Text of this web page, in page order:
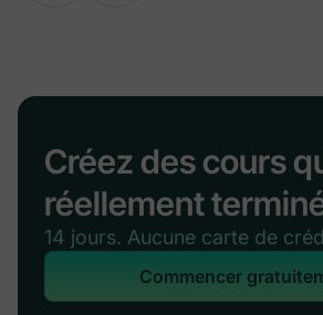
Créez des cours
réellement
14 jours. Aucune carte de
Commencer